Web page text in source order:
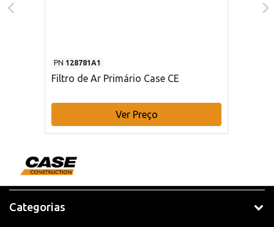
PN 128781A1
Filtro de Ar Primário Case CE
Ver Preço
Categorias